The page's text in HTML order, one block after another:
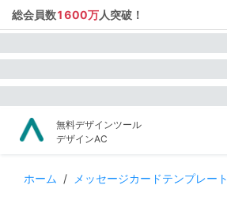
総会員数1600万人突破！
無料デザインツール
デザインAC
ホーム / メッセージカードテンプレート